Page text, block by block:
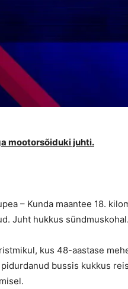
mootorsõiduki juhti.
– Kunda maantee 18.
Juht hukkus sündmuskohal.
kus 48-aastase
bussis kukkus